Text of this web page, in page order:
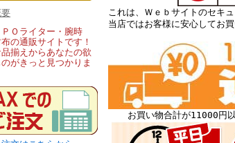
ＰＯライター・腕時
の通販サイトです！
揃えからあなたの欲
がきっと見つかりま
これは、Ｗｅｂサイトのセキ
当店ではお客様に安心してお
お買い物合計が11000円